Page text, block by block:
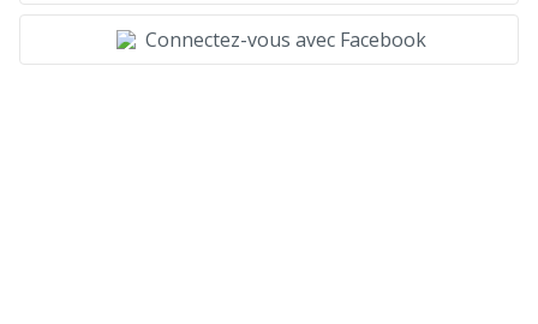
Connectez-vous avec Facebook